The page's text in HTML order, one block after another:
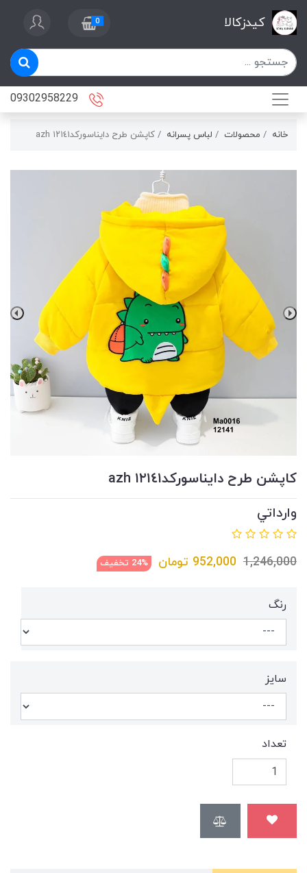
کیدزکالا 0
خانه محصولات لباس پسرانه كاپشن طرح دايناسوركد١٢١٤١ azh
كاپشن طرح دايناسوركد١٢١٤١ azh
وارداتي
1,246,000
952,000 تومان 24% تخفیف
رنگ
سايز
تعداد